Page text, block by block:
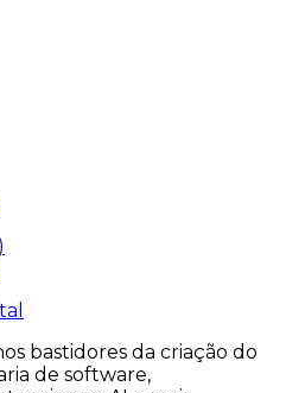
bastidores da criação do
de software,